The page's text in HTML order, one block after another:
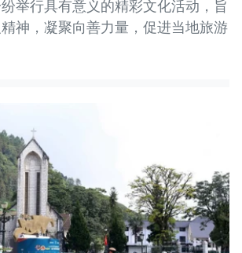
举行具有意义的精彩文化活动，旨
神，凝聚向善力量，促进当地旅游